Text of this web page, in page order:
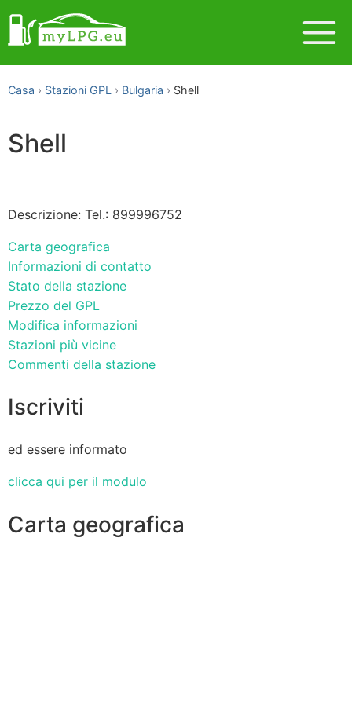
Casa Stazioni GPL Bulgaria Shell
Shell
Descrizione: Tel.: 899996752
Carta geografica
Informazioni di contatto
Stato della stazione
Prezzo del GPL
Modifica informazioni
Stazioni più vicine
Commenti della stazione
Iscriviti
ed essere informato
clicca qui per il modulo
Carta geografica